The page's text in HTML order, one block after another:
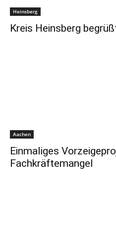
Heinsberg
Kreis Heinsberg
Aachen
Einmaliges
Fachkräftemangel